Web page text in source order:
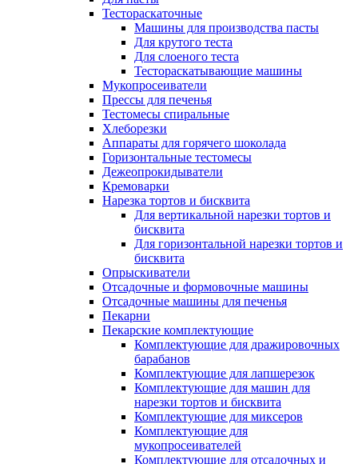
Тестораскаточные
Машины для производства пасты
Для крутого теста
Для слоеного теста
Тестораскатывающие машины
Мукопросеиватели
Прессы для печенья
Тестомесы спиральные
Хлеборезки
Аппараты для горячего шоколада
Горизонтальные тестомесы
Дежеопрокидыватели
Кремоварки
Нарезка тортов и бисквита
Для вертикальной нарезки тортов и
бисквита
Для горизонтальной нарезки тортов и
бисквита
Опрыскиватели
Отсадочные и формовочные машины
Отсадочные машины для печенья
Пекарни
Пекарские комплектующие
Комплектующие для дражировочных
барабанов
Комплектующие для лапшерезок
Комплектующие для машин для
нарезки тортов и бисквита
Комплектующие для миксеров
Комплектующие для
мукопросеивателей
Комплектующие для отсадочных и